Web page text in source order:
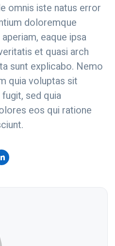
omnis iste natus error
doloremque
eaque ipsa
et quasi arch
sunt explicabo. Nemo
quia voluptas sit
sed quia
eos qui ratione